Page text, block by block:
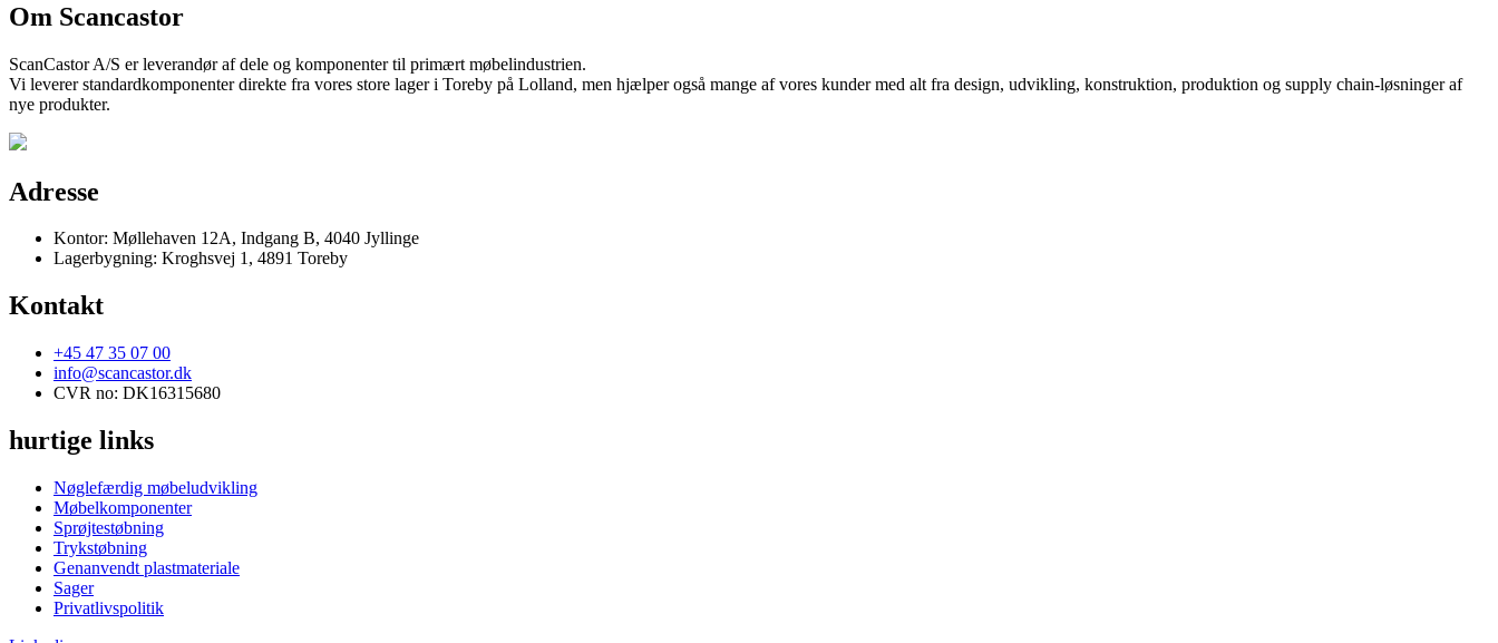
Om Scancastor
ScanCastor A/S er leverandør af dele og komponenter til primært møbelindustrien.
Vi leverer standardkomponenter direkte fra vores store lager i Toreby på Lolland, men hjælper også mange af vores kunder med alt fra design, udvikling, konstruktion, produktion og supply chain-løsninger af
nye produkter.
Adresse
Kontor: Møllehaven 12A, Indgang B, 4040 Jyllinge
Lagerbygning: Kroghsvej 1, 4891 Toreby
Kontakt
+45 47 35 07 00
info@scancastor.dk
CVR no: DK16315680
hurtige links
Nøglefærdig møbeludvikling
Møbelkomponenter
Sprøjtestøbning
Trykstøbning
Genanvendt plastmateriale
Sager
Privatlivspolitik